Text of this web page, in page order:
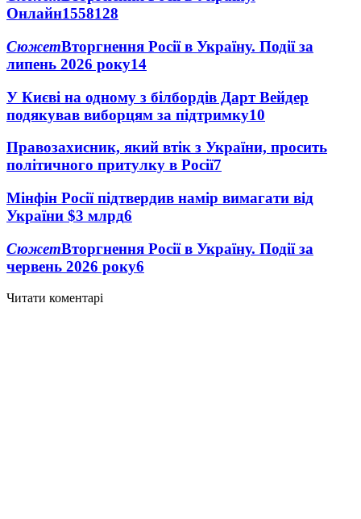
Онлайн1558128
СюжетВторгнення Росії в Україну. Події за
липень 2026 року14
У Києві на одному з білбордів Дарт Вейдер
подякував виборцям за підтримку10
Правозахисник, який втік з України, просить
політичного притулку в Росії7
Мінфін Росії підтвердив намір вимагати від
України $3 млрд6
СюжетВторгнення Росії в Україну. Події за
червень 2026 року6
Читати коментарі